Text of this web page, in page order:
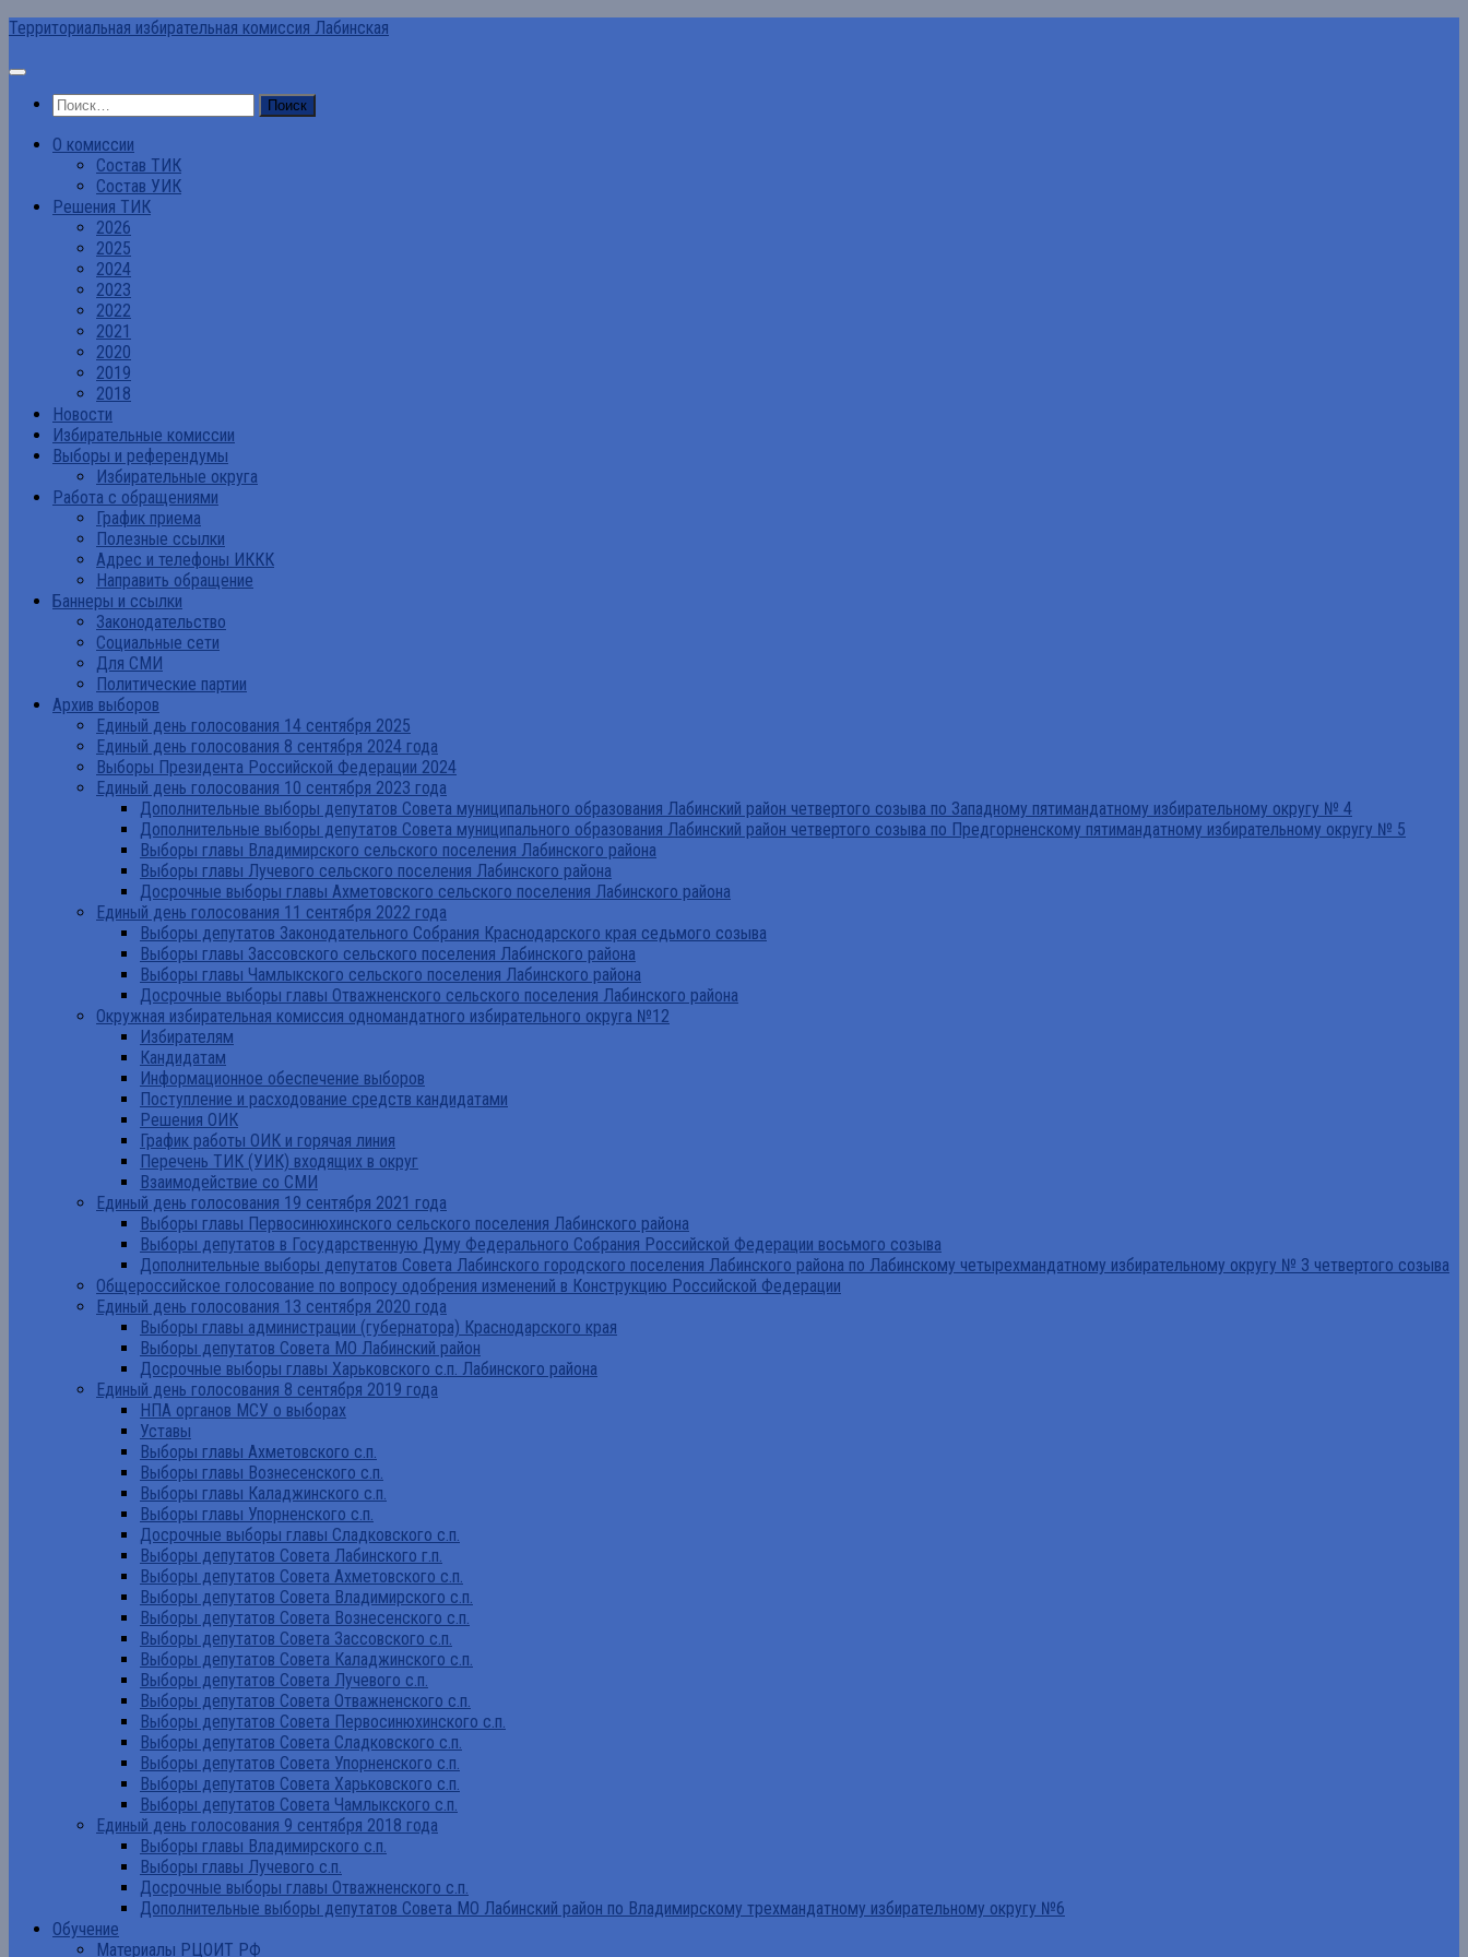
Перейти
содержимому
Территориальная избирательная комиссия Лабинская
Найти:
О комиссии
Состав ТИК
Состав УИК
Решения ТИК
2026
2025
2024
2023
2022
2021
2020
2019
2018
Новости
Избирательные комиссии
Выборы и референдумы
Избирательные округа
Работа с обращениями
График приема
Полезные ссылки
Адрес и телефоны ИККК
Направить обращение
Баннеры и ссылки
Законодательство
Социальные сети
Для СМИ
Политические партии
Архив выборов
Единый день голосования 14 сентября 2025
Единый день голосования 8 сентября 2024 года
Выборы Президента Российской Федерации 2024
Единый день голосования 10 сентября 2023 года
Дополнительные выборы депутатов Совета муниципального образования Лабинский район четвертого созыва по Западному пятимандатному избирательному округу № 4
Дополнительные выборы депутатов Совета муниципального образования Лабинский район четвертого созыва по Предгорненскому пятимандатному избирательному округу № 5
Выборы главы Владимирского сельского поселения Лабинского района
Выборы главы Лучевого сельского поселения Лабинского района
Досрочные выборы главы Ахметовского сельского поселения Лабинского района
Единый день голосования 11 сентября 2022 года
Выборы депутатов Законодательного Собрания Краснодарского края седьмого созыва
Выборы главы Зассовского сельского поселения Лабинского района
Выборы главы Чамлыкского сельского поселения Лабинского района
Досрочные выборы главы Отважненского сельского поселения Лабинского района
Окружная избирательная комиссия одномандатного избирательного округа №12
Избирателям
Кандидатам
Информационное обеспечение выборов
Поступление и расходование средств кандидатами
Решения ОИК
График работы ОИК и горячая линия
Перечень ТИК (УИК) входящих в округ
Взаимодействие со СМИ
Единый день голосования 19 сентября 2021 года
Выборы главы Первосинюхинского сельского поселения Лабинского района
Выборы депутатов в Государственную Думу Федерального Собрания Российской Федерации восьмого созыва
Дополнительные выборы депутатов Совета Лабинского городского поселения Лабинского района по Лабинскому четырехмандатному избирательному округу № 3 четвертого созыва
Общероссийское голосование по вопросу одобрения изменений в Конструкцию Российской Федерации
Единый день голосования 13 сентября 2020 года
Выборы главы администрации (губернатора) Краснодарского края
Выборы депутатов Совета МО Лабинский район
Досрочные выборы главы Харьковского с.п. Лабинского района
Единый день голосования 8 сентября 2019 года
НПА органов МСУ о выборах
Уставы
Выборы главы Ахметовского с.п.
Выборы главы Вознесенского с.п.
Выборы главы Каладжинского с.п.
Выборы главы Упорненского с.п.
Досрочные выборы главы Сладковского с.п.
Выборы депутатов Совета Лабинского г.п.
Выборы депутатов Совета Ахметовского с.п.
Выборы депутатов Совета Владимирского с.п.
Выборы депутатов Совета Вознесенского с.п.
Выборы депутатов Совета Зассовского с.п.
Выборы депутатов Совета Каладжинского с.п.
Выборы депутатов Совета Лучевого с.п.
Выборы депутатов Совета Отважненского с.п.
Выборы депутатов Совета Первосинюхинского с.п.
Выборы депутатов Совета Сладковского с.п.
Выборы депутатов Совета Упорненского с.п.
Выборы депутатов Совета Харьковского с.п.
Выборы депутатов Совета Чамлыкского с.п.
Единый день голосования 9 сентября 2018 года
Выборы главы Владимирского с.п.
Выборы главы Лучевого с.п.
Досрочные выборы главы Отважненского с.п.
Дополнительные выборы депутатов Совета МО Лабинский район по Владимирскому трехмандатному избирательному округу №6
Обучение
Материалы РЦОИТ РФ